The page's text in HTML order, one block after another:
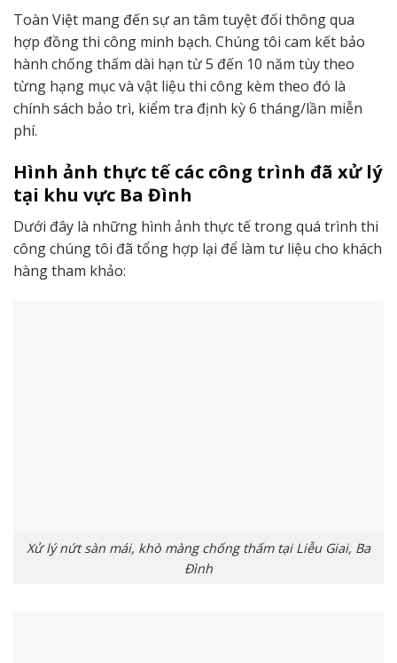
Toàn Việt mang đến sự an tâm tuyệt đối thông qua
hợp đồng thi công minh bạch. Chúng tôi cam kết bảo
hành chống thấm dài hạn từ 5 đến 10 năm tùy theo
từng hạng mục và vật liệu thi công kèm theo đó là
chính sách bảo trì, kiểm tra định kỳ 6 tháng/lần miễn
phí.
Hình ảnh thực tế các công trình đã xử lý
tại khu vực Ba Đình
Dưới đây là những hình ảnh thực tế trong quá trình thi
công chúng tôi đã tổng hợp lại để làm tư liệu cho khách
hàng tham khảo:
Xử lý nứt sàn mái, khò màng chống thấm tại Liễu Giai, Ba
Đình